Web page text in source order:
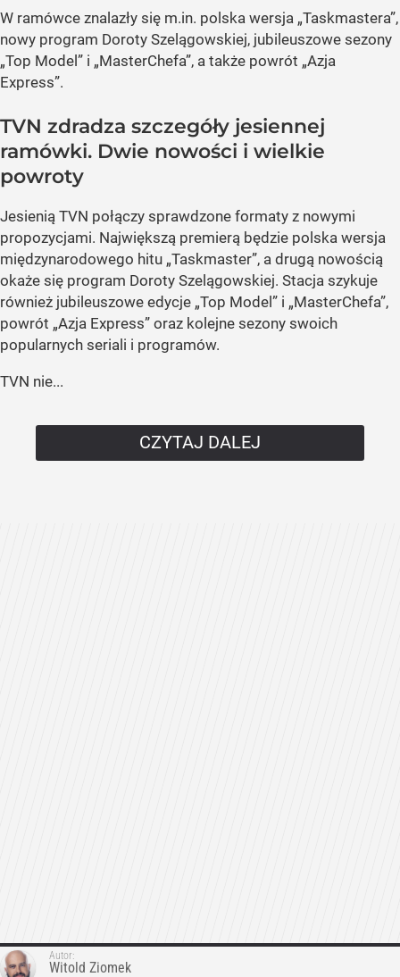
W ramówce znalazły się m.in. polska wersja „Taskmastera”,
nowy program Doroty Szelągowskiej, jubileuszowe sezony
„Top Model” i „MasterChefa”, a także powrót „Azja
Express”.
TVN zdradza szczegóły jesiennej
ramówki. Dwie nowości i wielkie
powroty
Jesienią TVN połączy sprawdzone formaty z nowymi
propozycjami. Największą premierą będzie polska wersja
międzynarodowego hitu „Taskmaster”, a drugą nowością
okaże się program Doroty Szelągowskiej. Stacja szykuje
również jubileuszowe edycje „Top Model” i „MasterChefa”,
powrót „Azja Express” oraz kolejne sezony swoich
popularnych seriali i programów.
TVN nie...
CZYTAJ DALEJ
Autor:
Witold Ziomek